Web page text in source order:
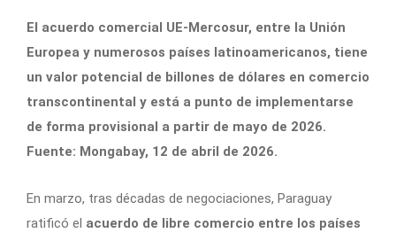
El acuerdo comercial UE-Mercosur, entre la Unión
Europea y numerosos países latinoamericanos, tiene
un valor potencial de billones de dólares en comercio
transcontinental y está a punto de implementarse
de forma provisional a partir de mayo de 2026.
Fuente: Mongabay, 12 de abril de 2026.
En marzo, tras décadas de negociaciones, Paraguay
ratificó el acuerdo de libre comercio entre los países